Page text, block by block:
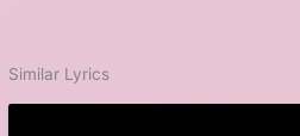
Similar Lyrics